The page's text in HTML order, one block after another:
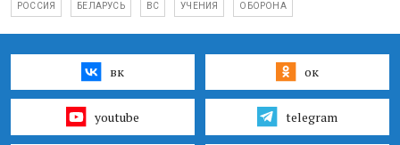
РОССИЯ БЕЛАРУСЬ ВС УЧЕНИЯ ОБОРОНА
вк ок
youtube telegram